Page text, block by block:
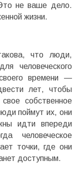
не ваше дело.
жизни.
что люди,
человеческого
времени —
лет, чтобы
собственное
поймут их, они
идти впереди
человеческое
точки, где они
доступным.